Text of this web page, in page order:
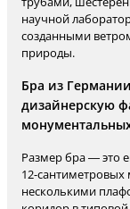
научной
созданными
природы.
Бра из
дизайнерскую
Размер бра — это
12-
несколькими